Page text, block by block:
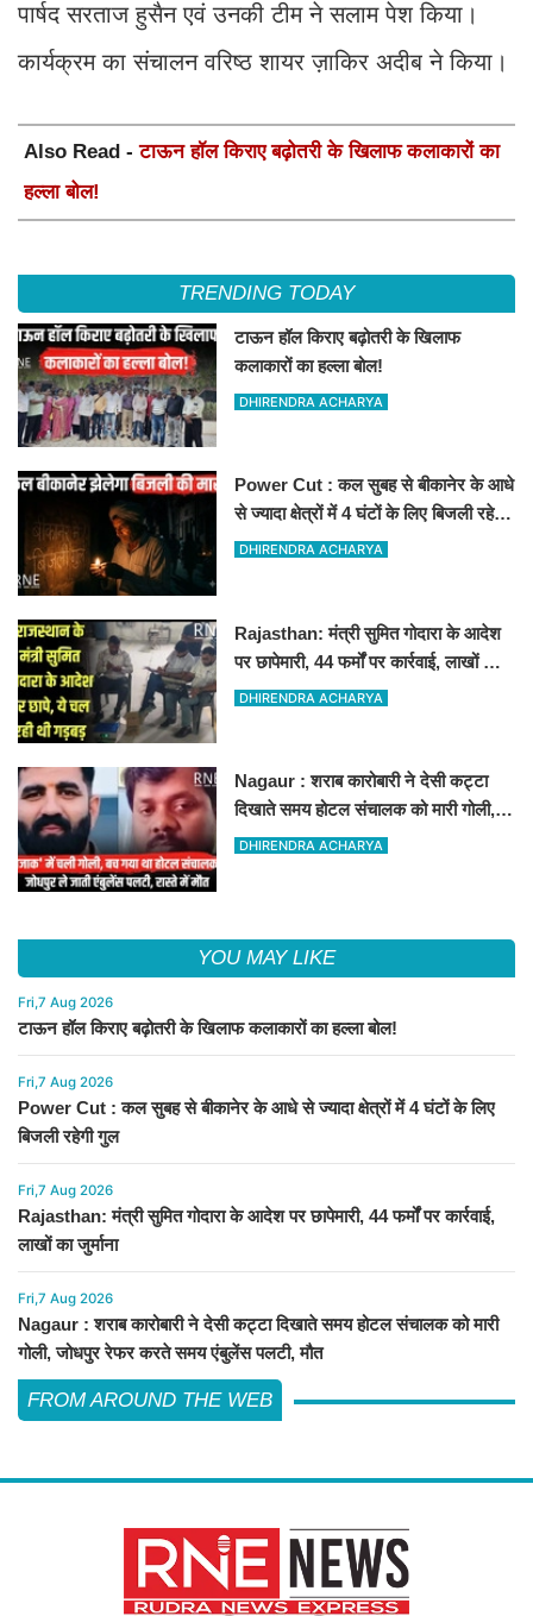
पार्षद सरताज हुसैन एवं उनकी टीम ने सलाम पेश किया।
कार्यक्रम का संचालन वरिष्ठ शायर ज़ाकिर अदीब ने किया।
Also Read -टाऊन हॉल किराए बढ़ोतरी के खिलाफ कलाकारों का
हल्ला बोल!
TRENDING TODAY
टाऊन हॉल किराए बढ़ोतरी के खिलाफ
कलाकारों का हल्ला बोल!
DHIRENDRA ACHARYA
Power Cut : कल सुबह से बीकानेर के आधे
से ज्यादा क्षेत्रों में 4 घंटों के लिए बिजली रहेगी
गुल
DHIRENDRA ACHARYA
Rajasthan: मंत्री सुमित गोदारा के आदेश
पर छापेमारी, 44 फर्मों पर कार्रवाई, लाखों का
जुर्माना
DHIRENDRA ACHARYA
Nagaur : शराब कारोबारी ने देसी कट्टा
दिखाते समय होटल संचालक को मारी गोली,
जोधपुर रेफर करते समय एंबुलेंस पलटी, मौत
DHIRENDRA ACHARYA
YOU MAY LIKE
Fri,7 Aug 2026
टाऊन हॉल किराए बढ़ोतरी के खिलाफ कलाकारों का हल्ला बोल!
Fri,7 Aug 2026
Power Cut : कल सुबह से बीकानेर के आधे से ज्यादा क्षेत्रों में 4 घंटों के लिए
बिजली रहेगी गुल
Fri,7 Aug 2026
Rajasthan: मंत्री सुमित गोदारा के आदेश पर छापेमारी, 44 फर्मों पर कार्रवाई,
लाखों का जुर्माना
Fri,7 Aug 2026
Nagaur : शराब कारोबारी ने देसी कट्टा दिखाते समय होटल संचालक को मारी
गोली, जोधपुर रेफर करते समय एंबुलेंस पलटी, मौत
FROM AROUND THE WEB